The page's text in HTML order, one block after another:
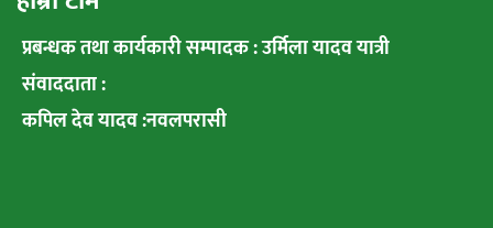
प्रबन्धक तथा कार्यकारी सम्पादक : उर्मिला यादव यात्री
संवाददाता :
कपिल देव यादव :नवलपरासी